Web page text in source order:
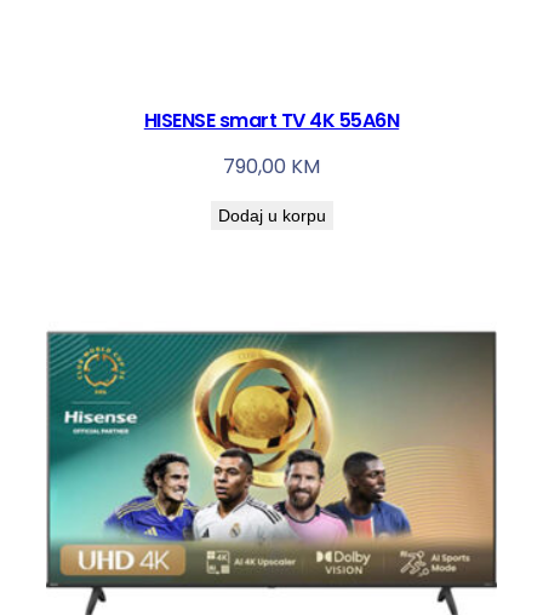
HISENSE smart TV 4K 55A6N
790,00 KM
Dodaj u korpu